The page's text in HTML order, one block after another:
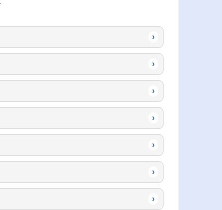
›
›
›
›
›
›
›